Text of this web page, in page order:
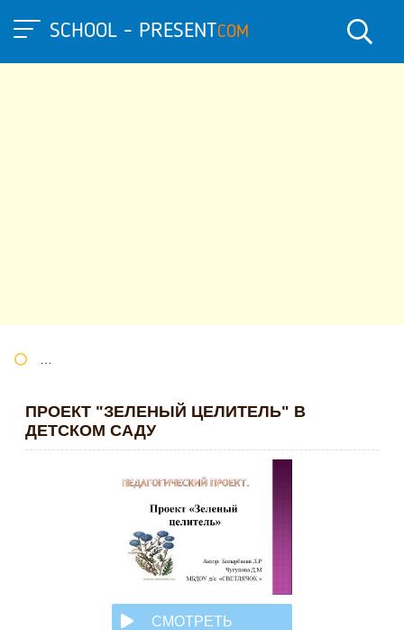
SCHOOL - PRESENTCOM
ПРОЕКТ "ЗЕЛЕНЫЙ ЦЕЛИТЕЛЬ" В
ДЕТСКОМ САДУ
СМОТРЕТЬ